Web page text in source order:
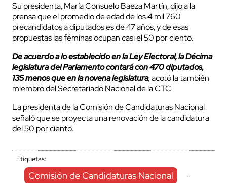
Su presidenta, María Consuelo Baeza Martín, dijo a la
prensa que el promedio de edad de los 4 mil 760
precandidatos a diputados es de 47 años, y de esas
propuestas las féminas ocupan casi el 50 por ciento.
De acuerdo a lo establecido en la Ley Electoral, laDécima
legislatura del Parlamento contará con470diputados,
135menos que en lanovenalegislatura,acotó la también
miembro del Secretariado Nacional de la CTC.
La presidenta de la Comisión de Candidaturas Nacional
señaló que se proyecta una renovación de la candidatura
del 50 por ciento.
Etiquetas:
Comisión de Candidaturas Nacional -